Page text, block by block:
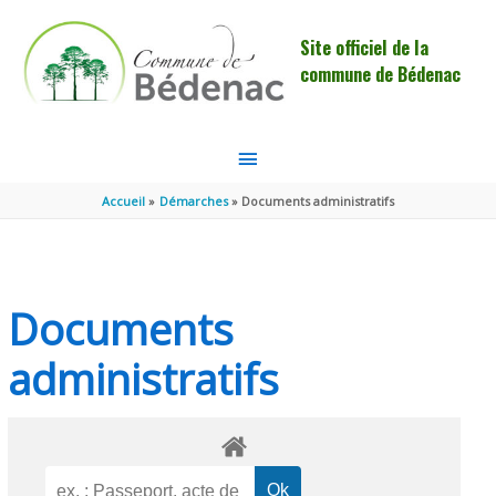
Site officiel de la
commune de Bédenac
MENU
PRINCIPAL
Accueil Démarches Documents administratifs
Documents
administratifs